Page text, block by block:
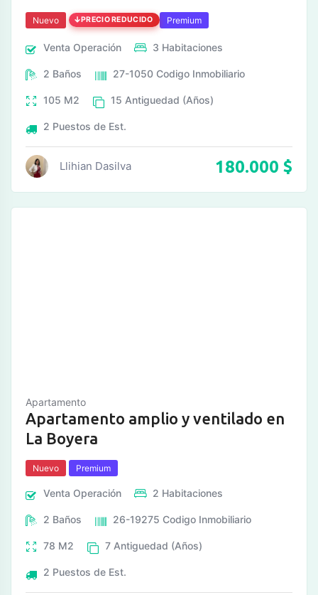
Nuevo PRECIO REDUCIDO Premium
Venta Operación 3 Habitaciones
2 Baños 27-1050 Codigo Inmobiliario
105 M2 15 Antiguedad (Años)
2 Puestos de Est.
Llihian Dasilva 180.000 $
Apartamento
Apartamento amplio y ventilado en
La Boyera
Nuevo Premium
Venta Operación 2 Habitaciones
2 Baños 26-19275 Codigo Inmobiliario
78 M2 7 Antiguedad (Años)
2 Puestos de Est.